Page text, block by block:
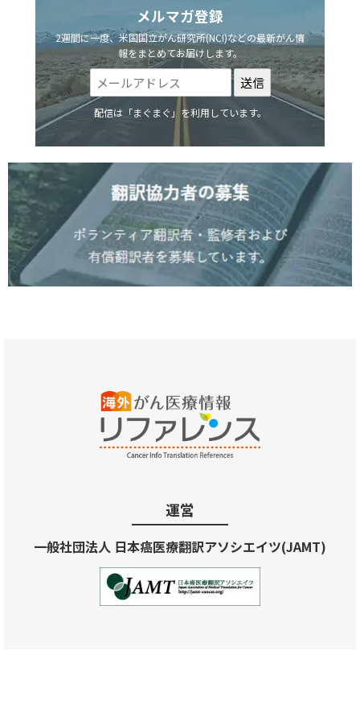
メルマガ登録
2週間に一度、米国国立がん研究所(NCI)などの最新がん情
報をまとめてお届けします。
配信は「まぐまぐ」を利用しています。
運営
一般社団法人 日本癌医療翻訳アソシエイツ(JAMT)